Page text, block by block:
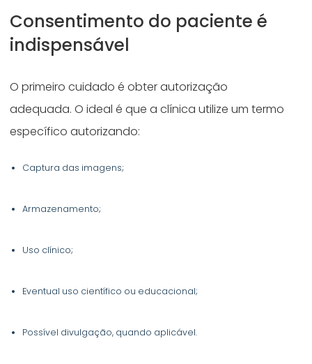
Consentimento do paciente é
indispensável
O primeiro cuidado é obter autorização
adequada. O ideal é que a clínica utilize um termo
específico autorizando:
Captura das imagens;
Armazenamento;
Uso clínico;
Eventual uso científico ou educacional;
Possível divulgação, quando aplicável.